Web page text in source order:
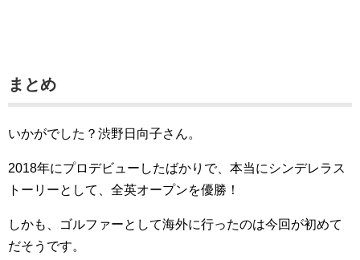
まとめ
いかがでした？渋野日向子さん。
2018年にプロデビューしたばかりで、本当にシンデレラス
トーリーとして、全英オープンを優勝！
しかも、ゴルファーとして海外に行ったのは今回が初めて
だそうです。